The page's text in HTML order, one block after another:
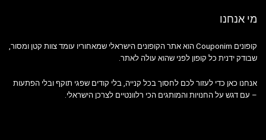
מי אנחנו
קופונים Couponim הוא אתר הקופונים הישראלי שמאחוריו עומד צוות קטן ומסור,
שבודק ידנית כל קופון לפני שהוא עולה לאתר.
אנחנו כאן כדי לעזור לכם לחסוך בכל קנייה, בלי קודים שפגי תוקף ובלי הפתעות
– עם דגש על החנויות והמותגים הכי רלוונטיים לצרכן הישראלי.